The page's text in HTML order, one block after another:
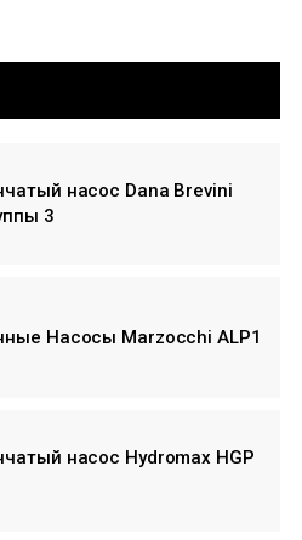
насос Dana Brevini
3
Насосы Marzocchi ALP1
насос Hydromax HGP